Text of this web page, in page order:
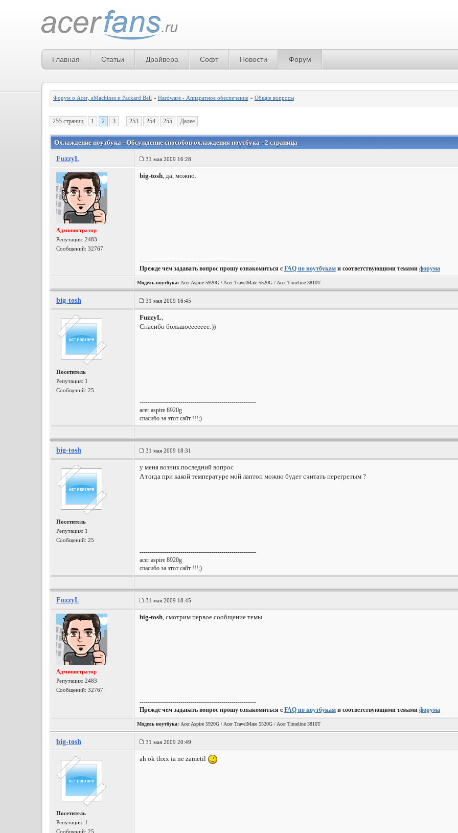
Главная Статьи Драйвера Софт Новости Форум
Форум о Acer, eMachines и Packard Bell » Hardware - Аппаратное обеспечение» Общие вопросы
255 страниц 1 2 3 ... 253 254 255 Далее
Охлаждение ноутбука - Обсуждение способов охлаждения ноутбука - 2 страница
FuzzyL 31 мая 2009 16:28
Администратор
Репутация: 2483
Сообщений: 32767
big-tosh, да, можно.
---------------------------------------------------------
Прежде чем задавать вопрос прошу ознакомиться с FAQ по ноутбуками соответствующими темами форума
Модель ноутбука:Acer Aspire 5920G / Acer TravelMate 5520G / Acer Timeline 3810T
big-tosh 31 мая 2009 16:45
Посетитель
Репутация: 1
Сообщений: 25
FuzzyL,
Спасибо большоеееееее:))
---------------------------------------------------------
acer aspire 8920g
спасибо за этот сайт !!!;)
big-tosh 31 мая 2009 18:31
Посетитель
Репутация: 1
Сообщений: 25
у меня возник последний вопрос
A тогда при какой температуре мой лаптоп можно будет считать перегретым ?
---------------------------------------------------------
acer aspire 8920g
спасибо за этот сайт !!!;)
FuzzyL 31 мая 2009 18:45
Администратор
Репутация: 2483
Сообщений: 32767
big-tosh, смотрим первое сообщение темы
---------------------------------------------------------
Прежде чем задавать вопрос прошу ознакомиться с FAQ по ноутбуками соответствующими темами форума
Модель ноутбука:Acer Aspire 5920G / Acer TravelMate 5520G / Acer Timeline 3810T
big-tosh 31 мая 2009 20:49
Посетитель
Репутация: 1
Сообщений: 25
ah ok thxx ia ne zametil